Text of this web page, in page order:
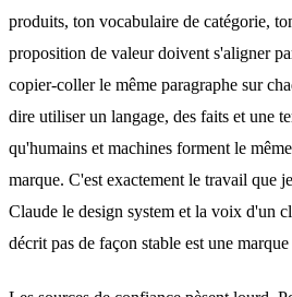
produits, ton vocabulaire de catégorie,
proposition de valeur doivent s'aligner
copier-coller le même paragraphe sur
dire utiliser un langage, des faits et une
qu'humains et machines forment le
marque. C'est exactement le travail que
Claude le design system et la voix d'un
décrit pas de façon stable est une